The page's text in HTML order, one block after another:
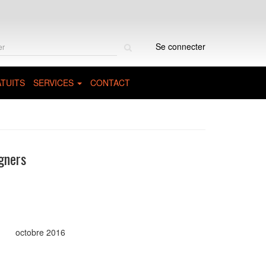
Se connecter
SERVICES CONTACT
octobre 2016